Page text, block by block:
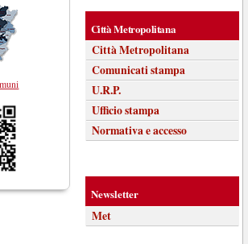
Città Metropolitana
Città Metropolitana
Comunicati stampa
U.R.P.
Ufficio stampa
Normativa e accesso
Newsletter
Met